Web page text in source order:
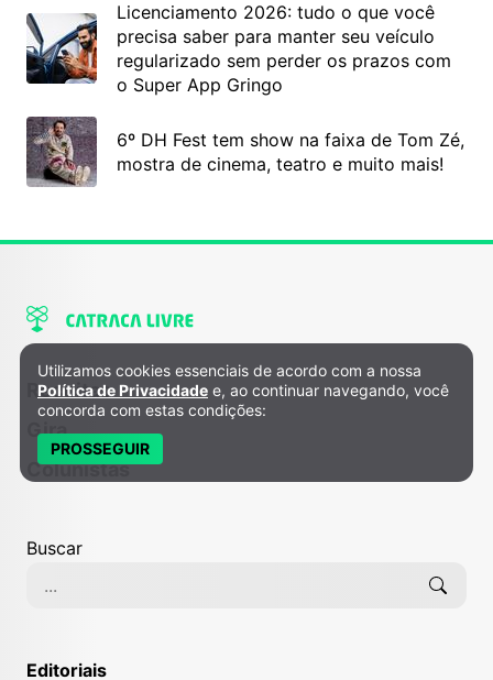
Licenciamento 2026: tudo o que você
precisa saber para manter seu veículo
regularizado sem perder os prazos com
o Super App Gringo
6º DH Fest tem show na faixa de Tom Zé,
mostra de cinema, teatro e muito mais!
Receitas
Gira
Colunistas
Buscar
Editoriais
Política de Privacidade e Cookies
Utilizamos cookies essenciais de acordo com a nossa
Política de Privacidade e, ao continuar navegando, você
concorda com estas condições:
PROSSEGUIR